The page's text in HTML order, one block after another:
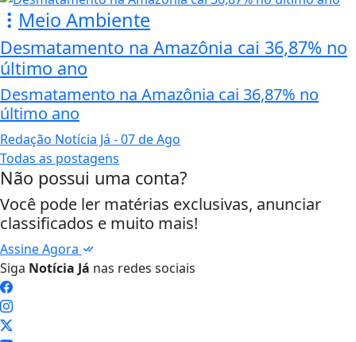
Meio Ambiente
Desmatamento na Amazônia cai 36,87% no
último ano
Desmatamento na Amazônia cai 36,87% no
último ano
Redação Notícia Já - 07 de Ago
Todas as postagens
Não possui uma conta?
Você pode ler matérias exclusivas, anunciar
classificados e muito mais!
Assine Agora
Siga Notícia Já nas redes sociais